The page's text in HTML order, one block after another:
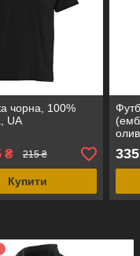
чорна, 100%
UA
₴ 215 ₴
Купити
UA
335